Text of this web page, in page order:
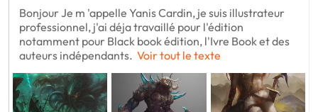
Bonjour Je m 'appelle Yanis Cardin, je suis illustrateur
professionnel, j'ai déja travaillé pour l'édition
notamment pour Black book édition, l'Ivre Book et des
auteurs indépendants. Voir tout le texte